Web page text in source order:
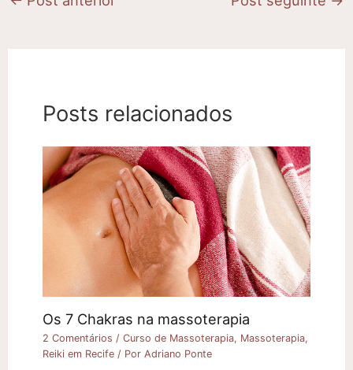
Posts relacionados
Os 7 Chakras na massoterapia
2 Comentários / Curso de Massoterapia, Massoterapia,
Reiki em Recife/ Por Adriano Ponte